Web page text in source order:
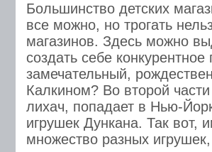
Большинство детских
все можно, но трогать
магазинов. Здесь можно
создать себе
замечательный,
Калкином? Во второй
лихач, попадает в Нью-
игрушек Дункана. Так вот,
множество разных